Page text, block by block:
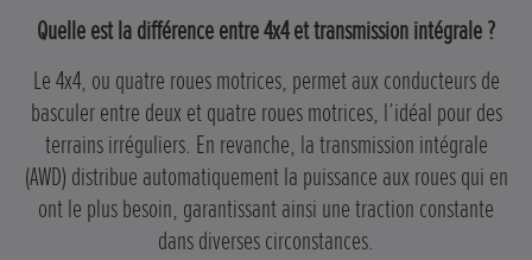
Quelle est la différence entre 4x4 et transmission intégrale ?
Le 4x4, ou quatre roues motrices, permet aux conducteurs de
basculer entre deux et quatre roues motrices, l’idéal pour des
terrains irréguliers. En revanche, la transmission intégrale
(AWD) distribue automatiquement la puissance aux roues qui en
ont le plus besoin, garantissant ainsi une traction constante
dans diverses circonstances.